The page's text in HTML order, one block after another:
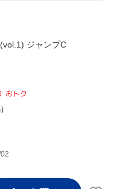
ジャンプC
おトク